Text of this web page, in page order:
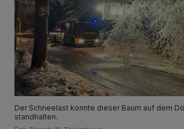
Der Schneelast konnte dieser Baum auf dem
standhalten.